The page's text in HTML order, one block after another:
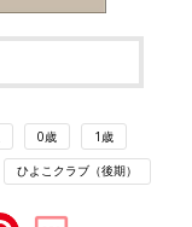
0歳 1歳
ひよこクラブ（後期）